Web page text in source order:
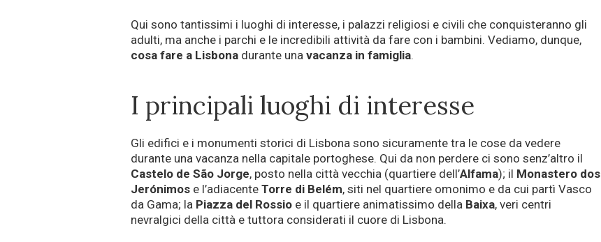
Qui sono tantissimi i luoghi di interesse, i palazzi religiosi e civili che conquisteranno gli
adulti, ma anche i parchi e le incredibili attività da fare con i bambini. Vediamo, dunque,
cosa fare a Lisbona durante una vacanza in famiglia.
I principali luoghi di interesse
Gli edifici e i monumenti storici di Lisbona sono sicuramente tra le cose da vedere
durante una vacanza nella capitale portoghese. Qui da non perdere ci sono senz’altro il
Castelo de São Jorge, posto nella città vecchia (quartiere dell’Alfama); il Monastero dos
Jerónimos e l’adiacente Torre di Belém, siti nel quartiere omonimo e da cui partì Vasco
da Gama; la Piazza del Rossio e il quartiere animatissimo della Baixa, veri centri
nevralgici della città e tuttora considerati il cuore di Lisbona.